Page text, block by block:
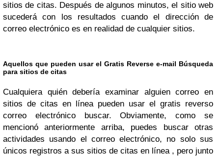
sitios de citas. Después de algunos minutos, el sitio web
sucederá con los resultados cuando el dirección de
correo electrónico es en realidad de cualquier sitios.
Aquellos que pueden usar el Gratis Reverse e-mail Búsqueda
para sitios de citas
Cualquiera quién debería examinar alguien correo en
sitios de citas en línea pueden usar el gratis reverso
correo electrónico buscar. Obviamente, como se
mencionó anteriormente arriba, puedes buscar otras
actividades usando el correo electrónico, no solo sus
únicos registros a sus sitios de citas en línea , pero junto